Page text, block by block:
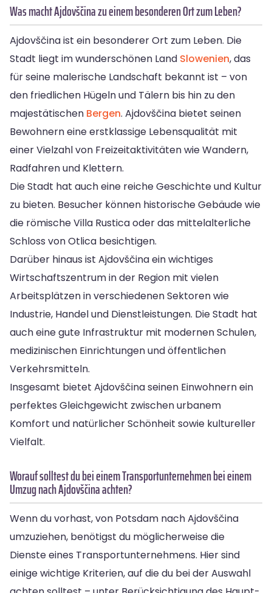
Was macht Ajdovščina zu einem besonderen Ort zum Leben?
Ajdovščina ist ein besonderer Ort zum Leben. Die
Stadt liegt im wunderschönen Land Slowenien, das
für seine malerische Landschaft bekannt ist – von
den friedlichen Hügeln und Tälern bis hin zu den
majestätischen Bergen. Ajdovščina bietet seinen
Bewohnern eine erstklassige Lebensqualität mit
einer Vielzahl von Freizeitaktivitäten wie Wandern,
Radfahren und Klettern.
Die Stadt hat auch eine reiche Geschichte und Kultur
zu bieten. Besucher können historische Gebäude wie
die römische Villa Rustica oder das mittelalterliche
Schloss von Otlica besichtigen.
Darüber hinaus ist Ajdovščina ein wichtiges
Wirtschaftszentrum in der Region mit vielen
Arbeitsplätzen in verschiedenen Sektoren wie
Industrie, Handel und Dienstleistungen. Die Stadt hat
auch eine gute Infrastruktur mit modernen Schulen,
medizinischen Einrichtungen und öffentlichen
Verkehrsmitteln.
Insgesamt bietet Ajdovščina seinen Einwohnern ein
perfektes Gleichgewicht zwischen urbanem
Komfort und natürlicher Schönheit sowie kultureller
Vielfalt.
Worauf solltest du bei einem Transportunternehmen bei einem
Umzug nach Ajdovščina achten?
Wenn du vorhast, von Potsdam nach Ajdovščina
umzuziehen, benötigst du möglicherweise die
Dienste eines Transportunternehmens. Hier sind
einige wichtige Kriterien, auf die du bei der Auswahl